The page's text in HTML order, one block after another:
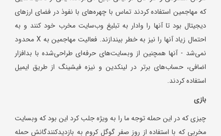
که مهاجمین استفاده کردند تماس با چهره‌های با نفوذ در فضای ارزهای
دیجیتال بود تا آنها را وادار به تبلیغ وب‌سایت مخرب خود کنند و به
احتمال زیاد آنها را نیز به خطر بیندازند. فعالیت مهاجمین به X محدود
نمی‌شد - آنها همچنین از وبسایت‌های حرفه‌ای طراحی‌شده با بدافزار
اضافی، حساب‌های برتر در لینکدین و نیزه فیشینگ از طریق ایمیل
استفاده کردند.
بازی
چیزی که در این حمله توجه ما را به ویژه جلب کرد این بود که وبسایت
مخربی که با استفاده از روز صفر گوگل کروم به بازدیدکنندگانش حمله